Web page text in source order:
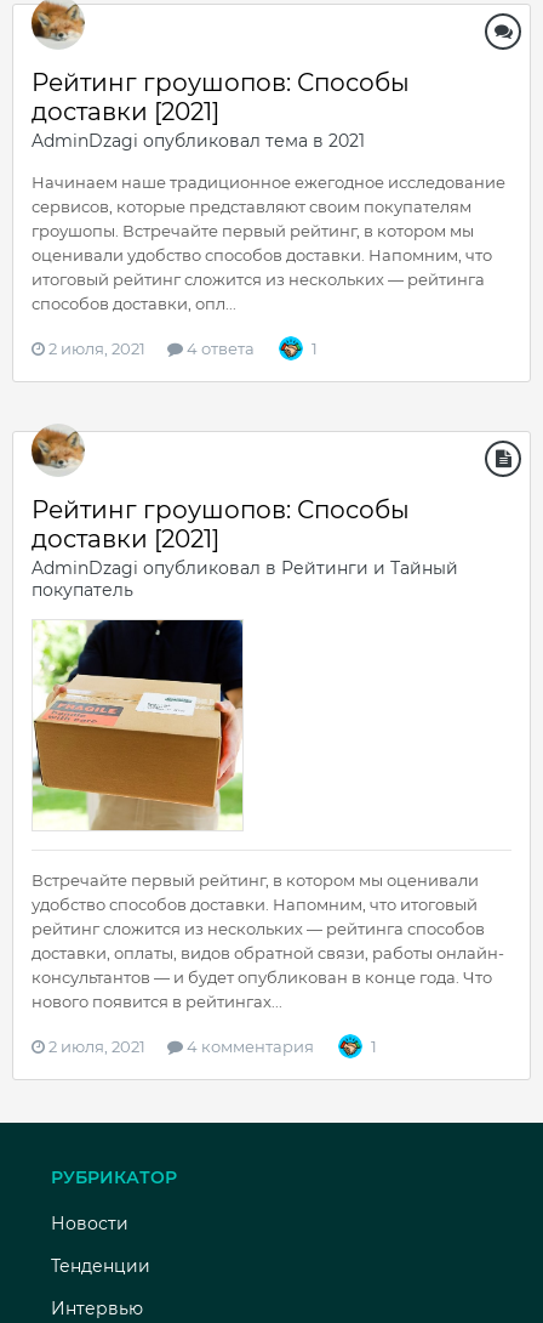
Рейтинг гроушопов: Способы
доставки [2021]
AdminDzagi опубликовал тема в 2021
Начинаем наше традиционное ежегодное исследование
сервисов, которые представляют своим покупателям
гроушопы. Встречайте первый рейтинг, в котором мы
оценивали удобство способов доставки. Напомним, что
итоговый рейтинг сложится из нескольких — рейтинга
способов доставки, опл...
2 июля, 2021 4 ответа 1
Рейтинг гроушопов: Способы
доставки [2021]
AdminDzagi опубликовал в Рейтинги и Тайный
покупатель
Встречайте первый рейтинг, в котором мы оценивали
удобство способов доставки. Напомним, что итоговый
рейтинг сложится из нескольких — рейтинга способов
доставки, оплаты, видов обратной связи, работы онлайн-
консультантов — и будет опубликован в конце года. Что
нового появится в рейтингах...
2 июля, 2021 4 комментария 1
РУБРИКАТОР
Новости
Тенденции
Интервью